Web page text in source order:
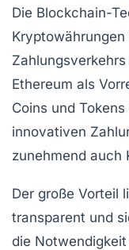
Die Blockchain-
Kryptowährungen
Ethereum als
Coins und
innovativen
zunehmend auch
Der große Vorteil
transparent und
die